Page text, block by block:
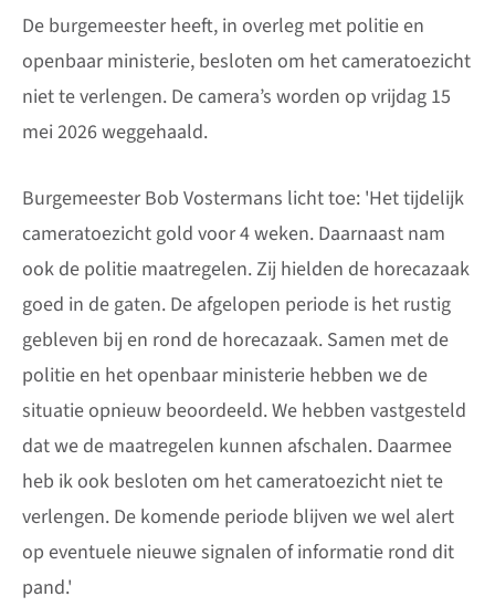
De burgemeester heeft, in overleg met politie en
openbaar ministerie, besloten om het cameratoezicht
niet te verlengen. De camera’s worden op vrijdag 15
mei 2026 weggehaald.
Burgemeester Bob Vostermans licht toe: 'Het tijdelijk
cameratoezicht gold voor 4 weken. Daarnaast nam
ook de politie maatregelen. Zij hielden de horecazaak
goed in de gaten. De afgelopen periode is het rustig
gebleven bij en rond de horecazaak. Samen met de
politie en het openbaar ministerie hebben we de
situatie opnieuw beoordeeld. We hebben vastgesteld
dat we de maatregelen kunnen afschalen. Daarmee
heb ik ook besloten om het cameratoezicht niet te
verlengen. De komende periode blijven we wel alert
op eventuele nieuwe signalen of informatie rond dit
pand.'